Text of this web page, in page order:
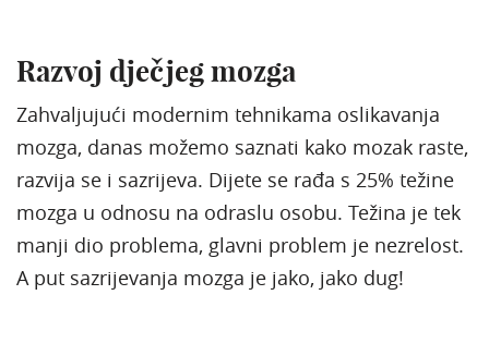
Razvoj dječjeg mozga
Zahvaljujući modernim tehnikama oslikavanja
mozga, danas možemo saznati kako mozak raste,
razvija se i sazrijeva. Dijete se rađa s 25% težine
mozga u odnosu na odraslu osobu. Težina je tek
manji dio problema, glavni problem je nezrelost.
A put sazrijevanja mozga je jako, jako dug!